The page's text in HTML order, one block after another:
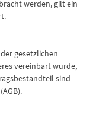
werden, gilt ein
gesetzlichen
vereinbart wurde,
sind